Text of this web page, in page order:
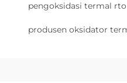
pengoksidasi termal rto
produsen oksidator